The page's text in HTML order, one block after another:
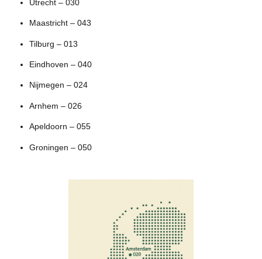
Utrecht – 030
Maastricht – 043
Tilburg – 013
Eindhoven – 040
Nijmegen – 024
Arnhem – 026
Apeldoorn – 055
Groningen – 050